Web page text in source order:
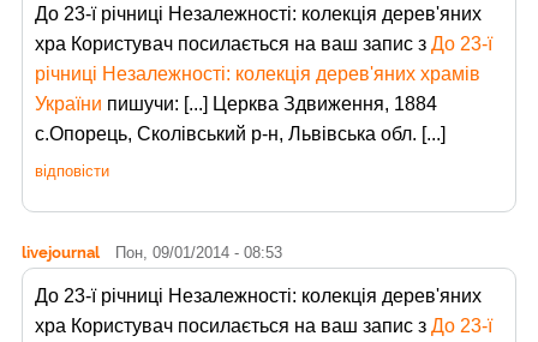
До 23-ї річниці Незалежності: колекція дерев'яних
хра Користувач посилається на ваш запис з До 23-ї
річниці Незалежності: колекція дерев'яних храмів
України пишучи: [...] Церква Здвиження, 1884
с.Опорець, Сколівський р-н, Львівська обл. [...]
відповісти
livejournal Пон, 09/01/2014 - 08:53
До 23-ї річниці Незалежності: колекція дерев'яних
хра Користувач посилається на ваш запис з До 23-ї